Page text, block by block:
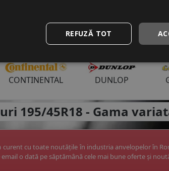
CONTINENTAL DUNLOP
195/45R18 - Gama
curent cu toate noutățile în industria anvelopelor în
o dată pe săptămână cele mai bune oferte și
REFUZĂ TOT